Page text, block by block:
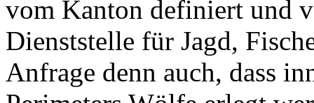
vom Kanton definiert und
Dienststelle für Jagd,
Anfrage denn auch, dass